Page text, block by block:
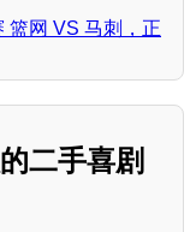
篮网 VS 马刺，正
二手喜剧